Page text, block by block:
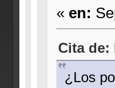
« en:
Cita de:
¿Los